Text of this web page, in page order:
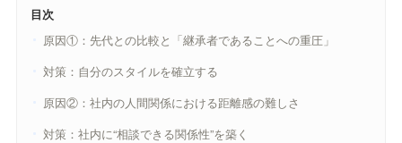
目次
原因①：先代との比較と「継承者であることへの重圧」
対策：自分のスタイルを確立する
原因②：社内の人間関係における距離感の難しさ
対策：社内に“相談できる関係性”を築く